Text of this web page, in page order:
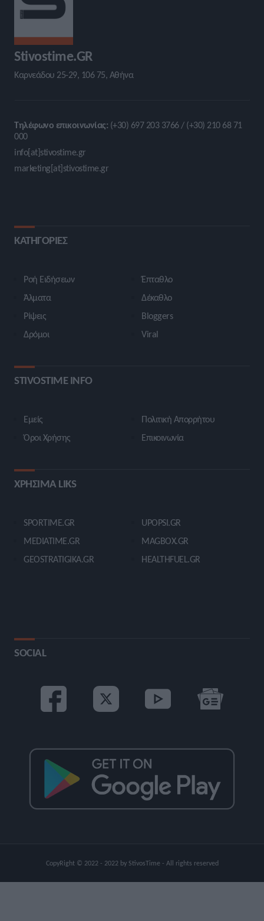
Stivostime.GR
Καρνεάδου 25-29, 106 75, Αθήνα
Τηλέφωνο επικοινωνίας: (+30) 697 203 3766 / (+30) 210 68 71
000
info[at]stivostime.gr
marketing[at]stivostime.gr
ΚΑΤΗΓΟΡΙΕΣ
Ροή Ειδήσεων
Άλματα
Ρίψεις
Δρόμοι
Έπταθλο
Δέκαθλο
Bloggers
Viral
STIVOSTIME INFO
Εμείς
Όροι Χρήσης
Πολιτική Απορρήτου
Επικοινωνία
ΧΡΗΣΙΜΑ LIKS
SPORTIME.GR
MEDIATIME.GR
GEOSTRATIGIKA.GR
UPOPSI.GR
MAGBOX.GR
HEALTHFUEL.GR
SOCIAL
CopyRight © 2022 - 2022 by StivosTime - All rights reserved